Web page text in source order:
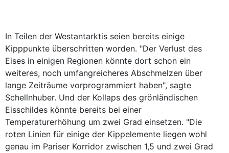
In Teilen der Westantarktis seien bereits einige
Kipppunkte überschritten worden. "Der Verlust des
Eises in einigen Regionen könnte dort schon ein
weiteres, noch umfangreicheres Abschmelzen über
lange Zeiträume vorprogrammiert haben", sagte
Schellnhuber. Und der Kollaps des grönländischen
Eisschildes könnte bereits bei einer
Temperaturerhöhung um zwei Grad einsetzen. "Die
roten Linien für einige der Kippelemente liegen wohl
genau im Pariser Korridor zwischen 1,5 und zwei Grad